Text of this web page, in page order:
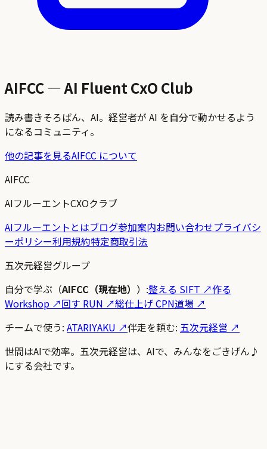
AIFCC — AI Fluent CxO Club
読み書きそろばん、AI。経営者が AI を自分で動かせるよう
になるコミュニティ。
他の記事を見るAIFCC について
AIFCC
AIフルーエントCXOクラブ
AIフルーエントとはブログ参加案内お問い合わせプライバシ
ーポリシー利用規約特定商取引法
五次元経営グループ
自分で学ぶ（AIFCC（現在地） ）:整える SIFT ↗作る
Workshop ↗回す RUN ↗総仕上げ CPN道場 ↗
チームで使う: ATARIYAKU ↗伴走を頼む: 五次元経営 ↗
世間はAIで効率。五次元経営は、AIで、みんなをごきげん♪
にする会社です。